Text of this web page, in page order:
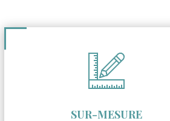
SUR-MESURE